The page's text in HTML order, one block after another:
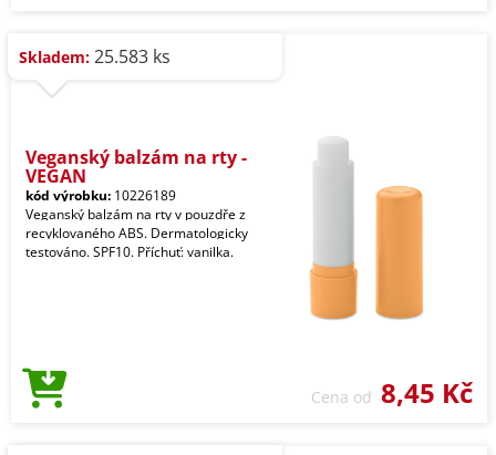
Skladem: 25.583 ks
Veganský balzám na rty -
VEGAN
kód výrobku: 10226189
Veganský balzám na rty v pouzdře z
recyklovaného ABS. Dermatologicky
testováno. SPF10. Příchuť: vanilka.
Cena od 8,45 Kč